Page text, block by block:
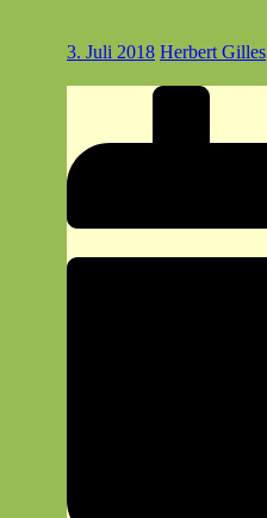
3. Juli 2018 Herbert Gilles